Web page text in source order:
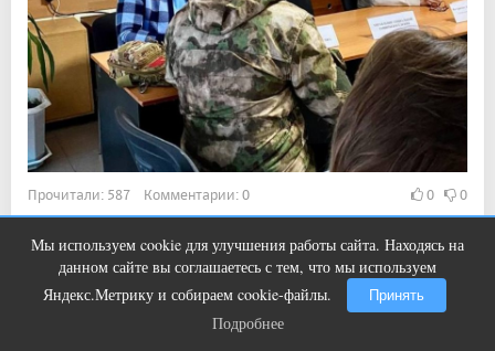
Прочитали: 587 Комментарии: 0 0 0
11:11, 4 авг 2026
В России умер молодой хоккеист
Мы используем cookie для улучшения работы сайта. Находясь на
данном сайте вы соглашаетесь с тем, что мы используем
Яндекс.Метрику и собираем cookie-файлы.
Принять
Подробнее
Ногти будут чистыми! Домашний
метод убьет грибок, возьмите 3%-ю…
Подробнее